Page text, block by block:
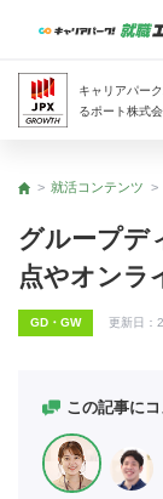
キャリアパー
るポート株式
トップ
就活コンテンツ
グループデ
点やオンラ
GD・GW 更新日：
この記事に